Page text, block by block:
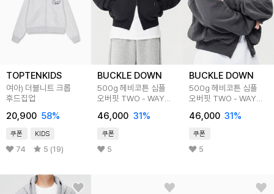
TOPTENKIDS
여아) 더블니트 크롭
후드집업
20,900 58%
쿠폰 KIDS
74 5 (19)
BUCKLE DOWN
500g 헤비코튼 심플
오버핏 TWO - WAY
(BLACK)
46,000 31%
쿠폰
5
BUCKLE DOWN
500g 헤비코튼 심플
오버핏 TWO - WAY
(CHARCOAL)
46,000 31%
쿠폰
5